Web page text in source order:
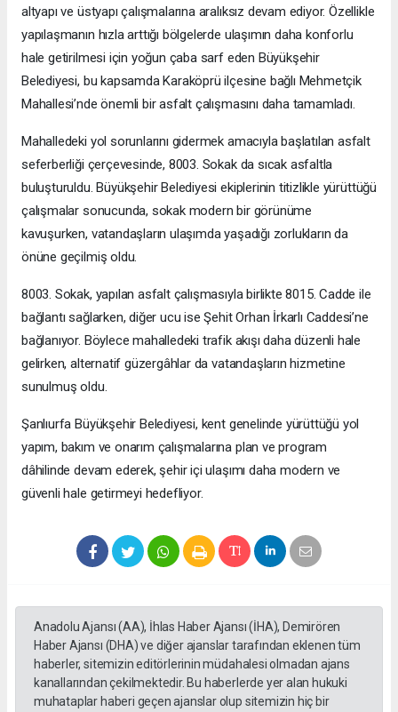
altyapı ve üstyapı çalışmalarına aralıksız devam ediyor. Özellikle
yapılaşmanın hızla arttığı bölgelerde ulaşımın daha konforlu
hale getirilmesi için yoğun çaba sarf eden Büyükşehir
Belediyesi, bu kapsamda Karaköprü ilçesine bağlı Mehmetçik
Mahallesi’nde önemli bir asfalt çalışmasını daha tamamladı.
Mahalledeki yol sorunlarını gidermek amacıyla başlatılan asfalt
seferberliği çerçevesinde, 8003. Sokak da sıcak asfaltla
buluşturuldu. Büyükşehir Belediyesi ekiplerinin titizlikle yürüttüğü
çalışmalar sonucunda, sokak modern bir görünüme
kavuşurken, vatandaşların ulaşımda yaşadığı zorlukların da
önüne geçilmiş oldu.
8003. Sokak, yapılan asfalt çalışmasıyla birlikte 8015. Cadde ile
bağlantı sağlarken, diğer ucu ise Şehit Orhan İrkarlı Caddesi’ne
bağlanıyor. Böylece mahalledeki trafik akışı daha düzenli hale
gelirken, alternatif güzergâhlar da vatandaşların hizmetine
sunulmuş oldu.
Şanlıurfa Büyükşehir Belediyesi, kent genelinde yürüttüğü yol
yapım, bakım ve onarım çalışmalarına plan ve program
dâhilinde devam ederek, şehir içi ulaşımı daha modern ve
güvenli hale getirmeyi hedefliyor.
Anadolu Ajansı (AA), İhlas Haber Ajansı (İHA), Demirören
Haber Ajansı (DHA) ve diğer ajanslar tarafından eklenen tüm
haberler, sitemizin editörlerinin müdahalesi olmadan ajans
kanallarından çekilmektedir. Bu haberlerde yer alan hukuki
muhataplar haberi geçen ajanslar olup sitemizin hiç bir